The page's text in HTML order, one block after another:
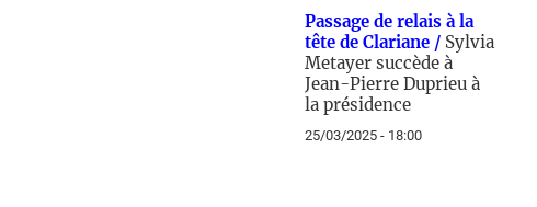
Passage de relais à la
tête de Clariane / Sylvia
Metayer succède à
Jean-Pierre Duprieu à
la présidence
25/03/2025 - 18:00